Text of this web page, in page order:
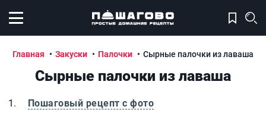
Открыть меню
Главная Закуски Палочки Сырные палочки из лаваша
Сырные палочки из лаваша
Пошаговый рецепт с фото